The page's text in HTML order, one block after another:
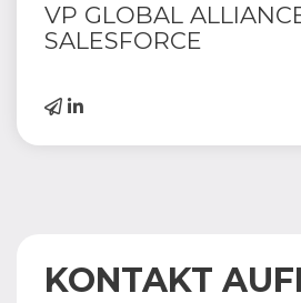
VP GLOBAL
SALESFORCE
KONTAKT